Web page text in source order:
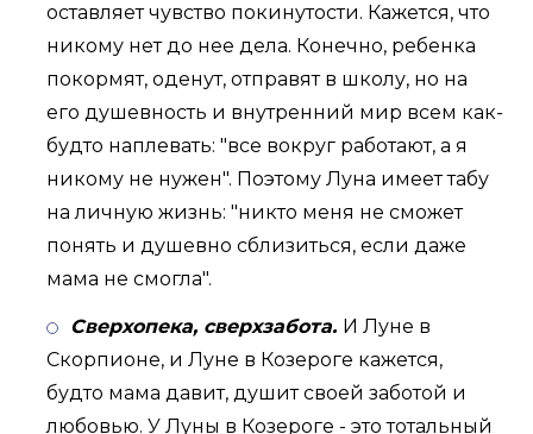
оставляет чувство покинутости. Кажется, что
никому нет до нее дела. Конечно, ребенка
покормят, оденут, отправят в школу, но на
его душевность и внутренний мир всем как-
будто наплевать: "все вокруг работают, а я
никому не нужен". Поэтому Луна имеет табу
на личную жизнь: "никто меня не сможет
понять и душевно сблизиться, если даже
мама не смогла".
Сверхопека, сверхзабота. И Луне в
Скорпионе, и Луне в Козероге кажется,
будто мама давит, душит своей заботой и
любовью. У Луны в Козероге - это тотальный